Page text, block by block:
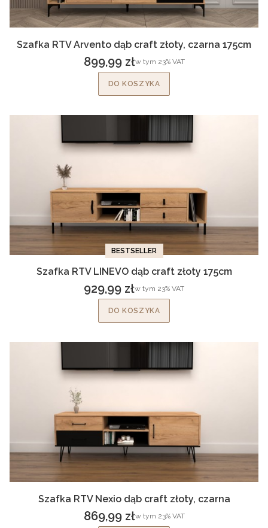
Szafka RTV Arvento dąb craft złoty, czarna 175cm
Cena brutto
899,99 złw tym %s VAT
w tym 23%VAT
DO KOSZYKA
BESTSELLER
Szafka RTV LINEVO dąb craft złoty 175cm
Cena brutto
929,99 złw tym %s VAT
w tym 23% VAT
DO KOSZYKA
Szafka RTV Nexio dąb craft złoty, czarna
Cena brutto
869,99 złw tym %s VAT
w tym 23%VAT